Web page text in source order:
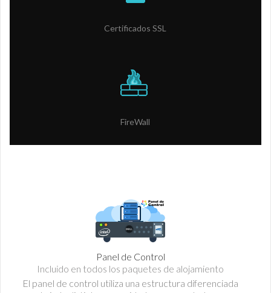
Certificados SSL
FireWall
Panel de Control
Incluido en todos los paquetes de alojamiento
El panel de control utiliza una estructura diferenciada